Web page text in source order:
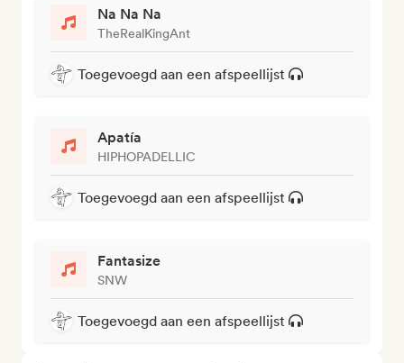
Na Na Na
TheRealKingAnt
Toegevoegd aan een afspeellijst
Apatía
HIPHOPADELLIC
Toegevoegd aan een afspeellijst
Fantasize
SNW
Toegevoegd aan een afspeellijst